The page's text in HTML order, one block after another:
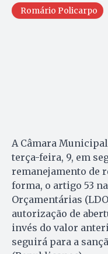
Romário Policarpo
A Câmara
terça-feira, 9, em
remanejamento de
forma, o artigo 53
Orçamentárias
autorização de
invés do valor
seguirá para a